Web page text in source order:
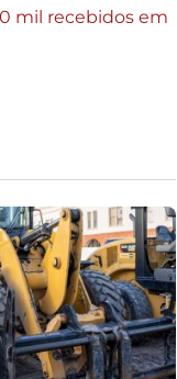
mil recebidos em